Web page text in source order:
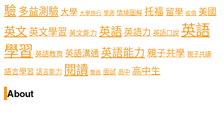
驗 多益測驗 大學 大學排行 學測 情境圖解 托福 留學 疫情 美國
英文 英文學習 英文能力 英語 英語力 英語口說 英語
學習 英語教育 英語溝通 英語能力 親子共學 親子共讀
語言學習 語言能力 閱讀 雙語 面試 高中 高中生
About